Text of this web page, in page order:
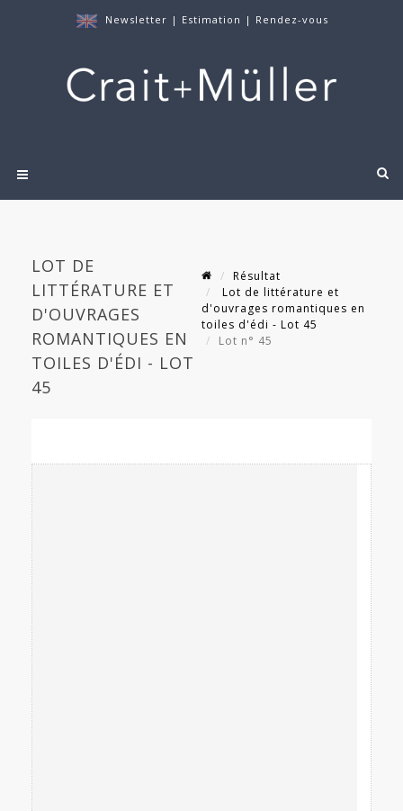
Newsletter | Estimation | Rendez-vous
LOT DE
LITTÉRATURE ET
D'OUVRAGES
ROMANTIQUES EN
TOILES D'ÉDI - LOT
45
Résultat
Lot de littérature et
d'ouvrages romantiques en
toiles d'édi - Lot 45
Lot n° 45